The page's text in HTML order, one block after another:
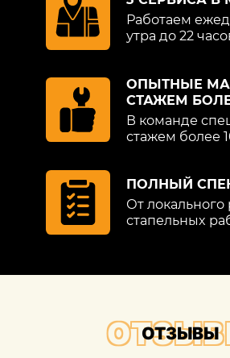
Работаем
утра до 22
ОПЫТНЫЕ
СТАЖЕМ
В команде
стажем более
ПОЛНЫЙ
От
стапельных
ОТЗЫВЫ